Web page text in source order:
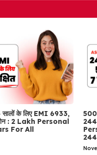
सालों के लिए EMI 6933,
लोन : 2 Lakh Personal
For All